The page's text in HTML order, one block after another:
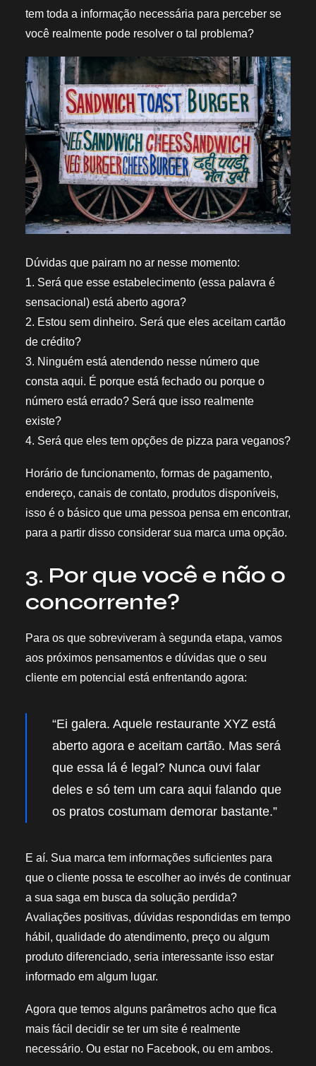
tem toda a informação necessária para perceber se
você realmente pode resolver o tal problema?
Dúvidas que pairam no ar nesse momento:
1. Será que esse estabelecimento (essa palavra é
sensacional) está aberto agora?
2. Estou sem dinheiro. Será que eles aceitam cartão
de crédito?
3. Ninguém está atendendo nesse número que
consta aqui. É porque está fechado ou porque o
número está errado? Será que isso realmente
existe?
4. Será que eles tem opções de pizza para veganos?
Horário de funcionamento, formas de pagamento,
endereço, canais de contato, produtos disponíveis,
isso é o básico que uma pessoa pensa em encontrar,
para a partir disso considerar sua marca uma opção.
3. Por que você e não o
concorrente?
Para os que sobreviveram à segunda etapa, vamos
aos próximos pensamentos e dúvidas que o seu
cliente em potencial está enfrentando agora:
“Ei galera. Aquele restaurante XYZ está
aberto agora e aceitam cartão. Mas será
que essa lá é legal? Nunca ouvi falar
deles e só tem um cara aqui falando que
os pratos costumam demorar bastante.”
E aí. Sua marca tem informações suficientes para
que o cliente possa te escolher ao invés de continuar
a sua saga em busca da solução perdida?
Avaliações positivas, dúvidas respondidas em tempo
hábil, qualidade do atendimento, preço ou algum
produto diferenciado, seria interessante isso estar
informado em algum lugar.
Agora que temos alguns parâmetros acho que fica
mais fácil decidir se ter um site é realmente
necessário. Ou estar no Facebook, ou em ambos.